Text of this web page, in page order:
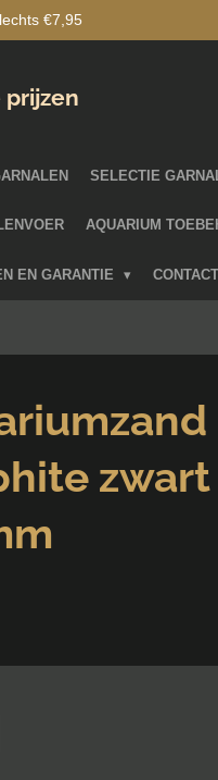
€7,95
SELECTIE
AQUARIUM
EN GARANTIE CONTACT
zwart